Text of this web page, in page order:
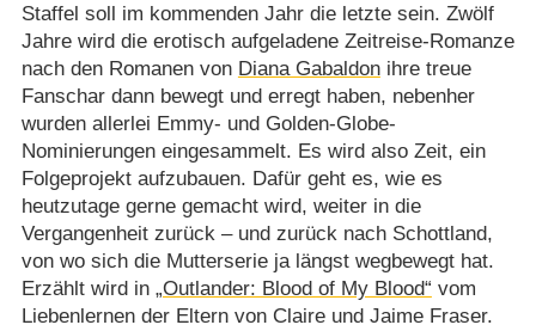
Staffel soll im kommenden Jahr die letzte sein. Zwölf
Jahre wird die erotisch aufgeladene Zeitreise-Romanze
nach den Romanen von Diana Gabaldonihre treue
Fanschar dann bewegt und erregt haben, nebenher
wurden allerlei Emmy- und Golden-Globe-
Nominierungen eingesammelt. Es wird also Zeit, ein
Folgeprojekt aufzubauen. Dafür geht es, wie es
heutzutage gerne gemacht wird, weiter in die
Vergangenheit zurück – und zurück nach Schottland,
von wo sich die Mutterserie ja längst wegbewegt hat.
Erzählt wird in „Outlander: Blood of My Blood“ vom
Liebenlernen der Eltern von Claire und Jaime Fraser.